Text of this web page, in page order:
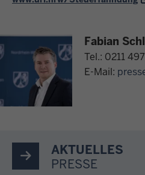
Fabian
Tel.: 0211
E-Mail:
AKTUELLES
PRESSE